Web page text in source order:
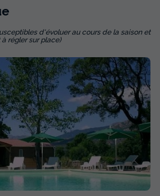
d'évoluer au cours de la saison et
régler sur place)